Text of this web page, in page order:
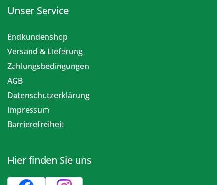
Unser Service
Endkundenshop
Versand & Lieferung
Zahlungsbedingungen
AGB
Datenschutzerklärung
Impressum
Barrierefreiheit
Hier finden Sie uns